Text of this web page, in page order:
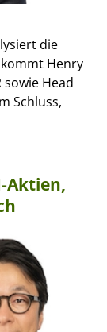
die
Henry
sowie Head
Schluss,
Aktien,